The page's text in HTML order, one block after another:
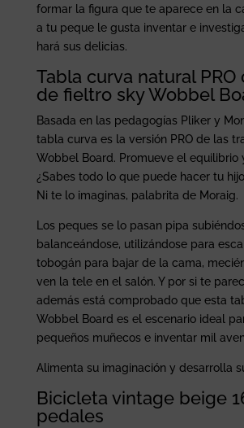
formar la figura que te aparece en la
a tu peque le gusta inventar e
hará sus delicias.
Tabla curva natural PRO
de fieltro sky Wobbel
Basada en las pedagogías Pliker y
tabla curva es la versión PRO de las
Wobbel Board. Promueve el equilibrio
¿Sabes todo lo que puede hacer tu
Ni te lo imaginas, palabrita de Moraig.
Los peques se lo pasan pipa
balanceándose, utilizándose para
tobogán para bajar de la cama,
ven la tele en el salón. Y por si te
además está comprobado que esta
Wobbel Board es el escenario ideal
pequeños muñecos e inventar mil
Alimenta su imaginación y desarrolla
Bicicleta vintage beige
pedales